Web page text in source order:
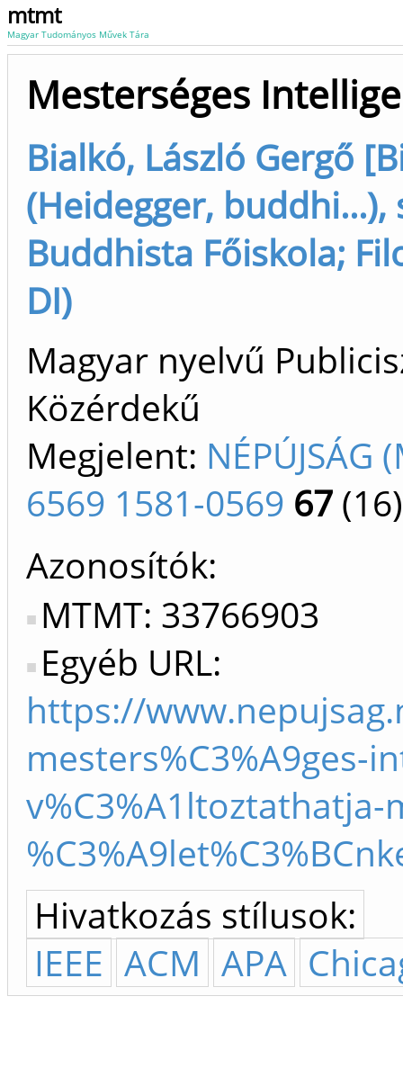
mtmt
Magyar Tudományos Művek Tára
Mesterséges
Bialkó, László Gergő
(Heidegger, buddhi...),
Buddhista Főiskola;
DI)
Magyar nyelvű
Közérdekű
Megjelent: NÉPÚJSÁG
6569 1581-0569 67 (16)
Azonosítók
MTMT: 33766903
Egyéb URL:
https://
mesters%C3%A9ges-
v%C3%A1ltoztathatja-
Hivatkozás stílusok:
IEEE ACM APA